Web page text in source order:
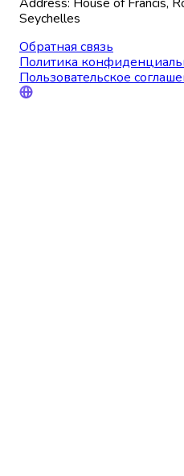
Seychelles
Обратная связь
Политика
Пользовательское